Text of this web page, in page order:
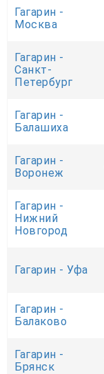
Гагарин -
Москва
Гагарин -
Санкт-
Петербург
Гагарин -
Балашиха
Гагарин -
Воронеж
Гагарин -
Нижний
Новгород
Гагарин - Уфа
Гагарин -
Балаково
Гагарин -
Брянск